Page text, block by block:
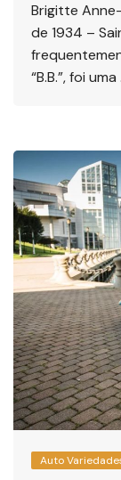
Brigitte
de 1934 –
“B.B.”, foi uma
Auto